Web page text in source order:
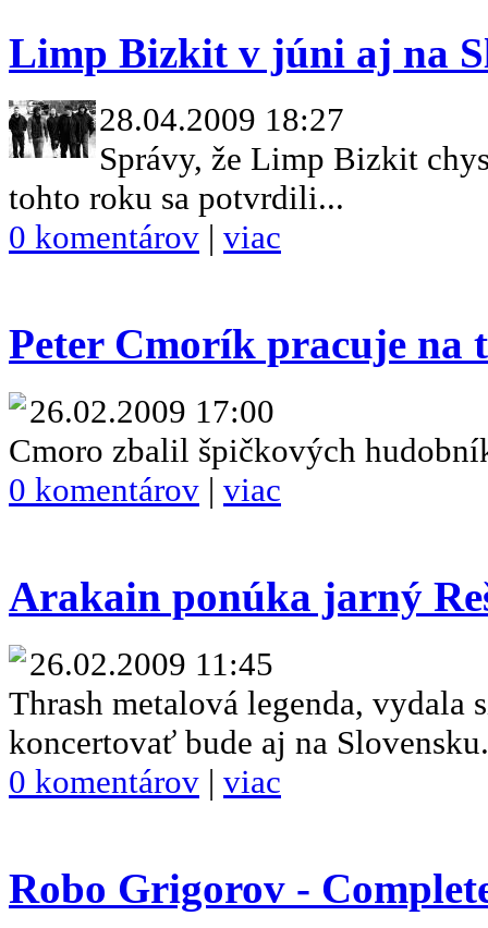
Limp Bizkit v júni aj na
28.04.2009 18:27
Správy, že Limp Bizkit
tohto roku sa potvrdili...
0 komentárov | viac
Peter Cmorík pracuje na
26.02.2009 17:00
Cmoro zbalil špičkových
0 komentárov | viac
Arakain ponúka jarný
26.02.2009 11:45
Thrash metalová legenda, vydala
koncertovať bude aj na Slovensku.
0 komentárov | viac
Robo Grigorov -